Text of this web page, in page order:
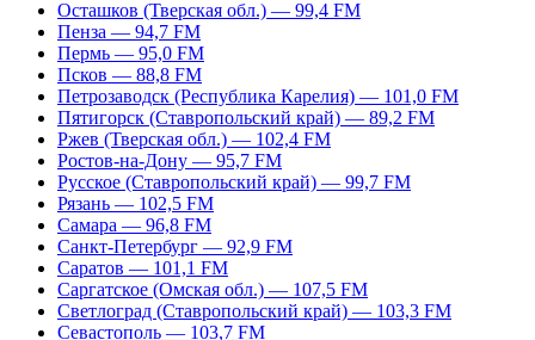
Осташков (Тверская обл.) — 99,4 FM
Пенза — 94,7 FM
Пермь — 95,0 FM
Псков — 88,8 FM
Петрозаводск (Республика Карелия) — 101,0 FM
Пятигорск (Ставропольский край) — 89,2 FM
Ржев (Тверская обл.) — 102,4 FM
Ростов-на-Дону — 95,7 FM
Русское (Ставропольский край) — 99,7 FM
Рязань — 102,5 FM
Самара — 96,8 FM
Санкт-Петербург — 92,9 FM
Саратов — 101,1 FM
Саргатское (Омская обл.) — 107,5 FM
Светлоград (Ставропольский край) — 103,3 FM
Севастополь — 103,7 FM